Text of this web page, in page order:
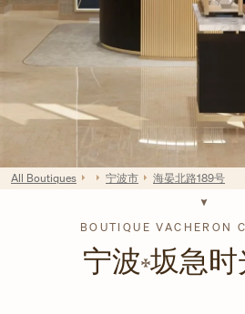
BOUTIQUE VACHERON
宁波 坂急时
All Boutiques 宁波市 海晏北路189号